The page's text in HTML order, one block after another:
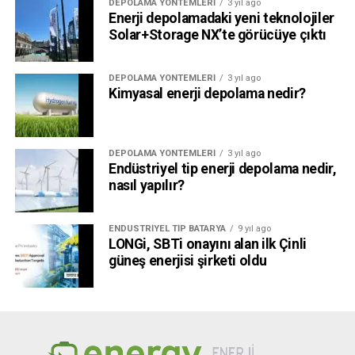
grupları sergileniyor.
Solar+Storage NX ve eş zamanlı düzenlenen NextGen E-
Mobility + Charge Expo & Summit, 02 Eylül’e kadar Tüyap
Fuar ve Kongre Merkezi’nde ziyarete açık kalacak.
DEPOLAMA YÖNTEMLERI 3 yıl ago
Enerji depolamadaki yeni teknolojiler
Solar+Storage NX’te görücüye çıktı
DEPOLAMA YÖNTEMLERI 3 yıl ago
Kimyasal enerji depolama nedir?
DEPOLAMA YÖNTEMLERI 3 yıl ago
Endüstriyel tip enerji depolama nedir,
nasıl yapılır?
ENDÜSTRIYEL TIP BATARYA 9 yıl ago
LONGi, SBTi onayını alan ilk Çinli
güneş enerjisi şirketi oldu